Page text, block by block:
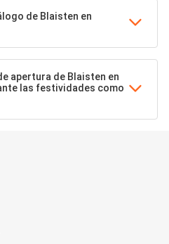
de Blaisten en
apertura de Blaisten en
las festividades como